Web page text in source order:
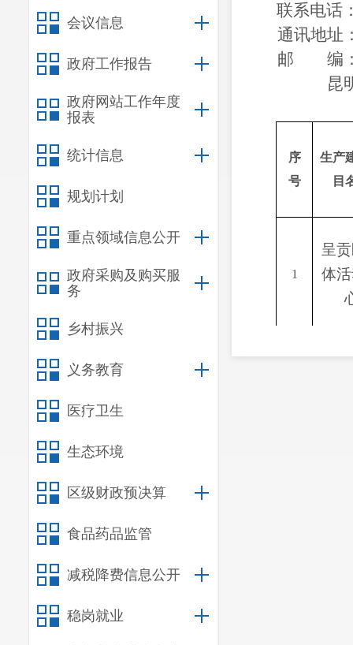
会议信息
政府工作报告
政府网站工作年度
报表
统计信息
规划计划
重点领域信息公开
政府采购及购买服
务
乡村振兴
义务教育
医疗卫生
生态环境
区级财政预决算
食品药品监管
减税降费信息公开
稳岗就业
联系电话
通讯地址
邮 编
昆
序
号
生产
目
1
呈
体